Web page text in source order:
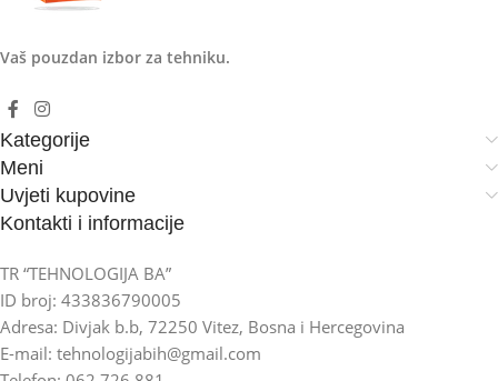
Vaš pouzdan izbor za tehniku.
Kategorije
Meni
Uvjeti kupovine
Kontakti i informacije
TR “TEHNOLOGIJA BA”
ID broj: 433836790005
Adresa: Divjak b.b, 72250 Vitez, Bosna i Hercegovina
E-mail: tehnologijabih@gmail.com